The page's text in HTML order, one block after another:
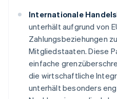
Internationale
unterhält aufgrund von
Zahlungsbeziehungen
Mitgliedstaaten. Diese
einfache
die wirtschaftliche
unterhält besonders